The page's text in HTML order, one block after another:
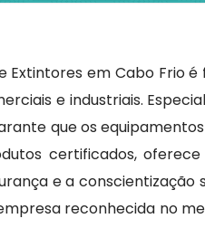
Extintores em Cabo Frio
e industriais.
que os
certificados,
e a conscientização
reconhecida no